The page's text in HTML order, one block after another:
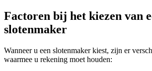
Factoren bij het kiezen van
slotenmaker
Wanneer u een slotenmaker kiest, zijn er
waarmee u rekening moet houden: